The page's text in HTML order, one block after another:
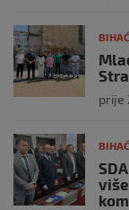
BIHAĆ
prije
BIHAĆ